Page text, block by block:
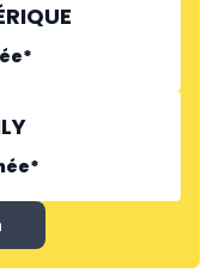
*
*